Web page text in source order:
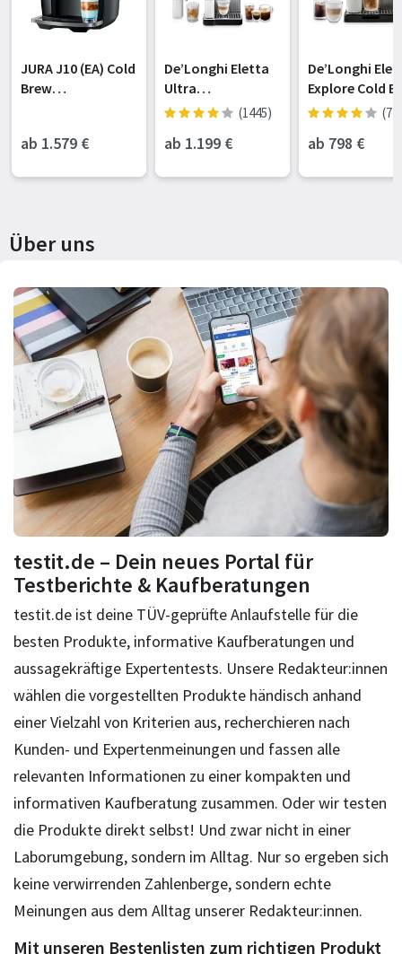
JURA J10 (EA) Cold
Brew
ab 1.579 €
De’Longhi Eletta
Ultra
Kaffeevollautoma
LatteCrema
einfache Reini
(1445)
ab 1.199 €
De’Longhi
Explore Cold
ECAM450.86.T -
kalte Rezepte,
(74)
ab 798 €
Über uns
testit.de – Dein neues Portal für
Testberichte & Kaufberatungen
testit.de ist deine TÜV-geprüfte Anlaufstelle für die
besten Produkte, informative Kaufberatungen und
aussagekräftige Expertentests. Unsere Redakteur:innen
wählen die vorgestellten Produkte händisch anhand
einer Vielzahl von Kriterien aus, recherchieren nach
Kunden- und Expertenmeinungen und fassen alle
relevanten Informationen zu einer kompakten und
informativen Kaufberatung zusammen. Oder wir testen
die Produkte direkt selbst! Und zwar nicht in einer
Laborumgebung, sondern im Alltag. Nur so ergeben sich
keine verwirrenden Zahlenberge, sondern echte
Meinungen aus dem Alltag unserer Redakteur:innen.
Mit unseren Bestenlisten zum richtigen Produkt